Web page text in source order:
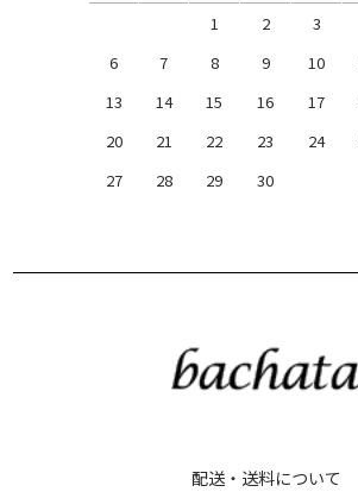
1
2 3
6
7 8 9 10
13
14 15 16 17
20
21 22 23 24
27
28 29 30
配送・送料について